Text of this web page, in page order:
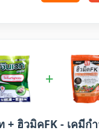
+
+ ฮิวมิคFK - เคมีก